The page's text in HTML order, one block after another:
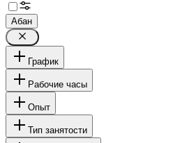
Абан
График
Рабочие часы
Опыт
Тип занятости